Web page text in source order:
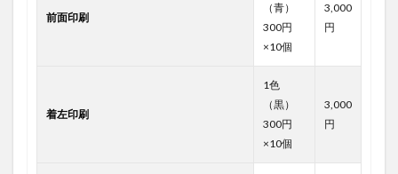
前面印刷
（青）
300円
×10個
3,000
円
着左印刷
1色
（黒）
300円
×10個
3,000
円